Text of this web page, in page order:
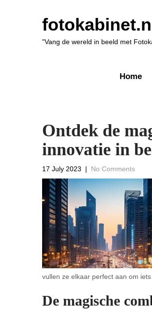
"Vang de wereld in beeld met
Home
Ontdek de
innovatie in
17 July 2023 | No Comments
vullen ze elkaar perfect aan om
De magische